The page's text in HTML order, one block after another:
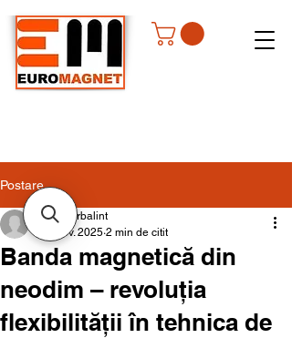
Postare
Banda magnetică din
neodim – revoluția
flexibilității în tehnica de
csongorbalint
12 nov. 2025 2 min de citit